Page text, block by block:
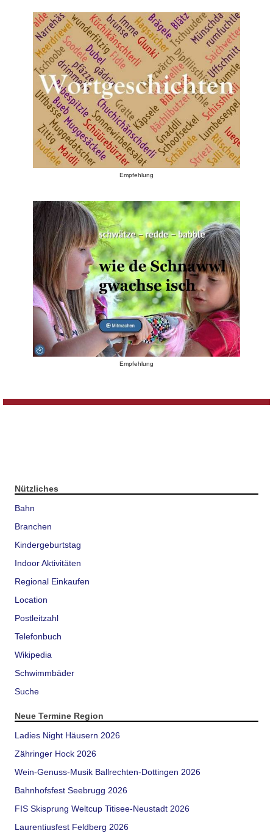
Empfehlung
Empfehlung
Nützliches
Bahn
Branchen
Kindergeburtstag
Indoor Aktivitäten
Regional Einkaufen
Location
Postleitzahl
Telefonbuch
Wikipedia
Schwimmbäder
Suche
Neue Termine Region
Ladies Night Häusern 2026
Zähringer Hock 2026
Wein-Genuss-Musik Ballrechten-Dottingen 2026
Bahnhofsfest Seebrugg 2026
FIS Skisprung Weltcup Titisee-Neustadt 2026
Laurentiusfest Feldberg 2026